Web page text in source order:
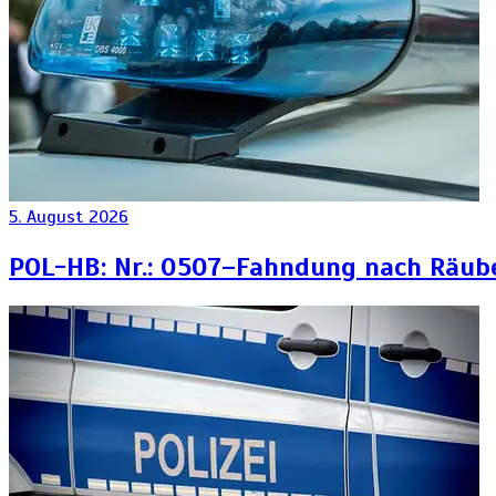
5. August 2026
POL-HB: Nr.: 0507–Fahndung nach